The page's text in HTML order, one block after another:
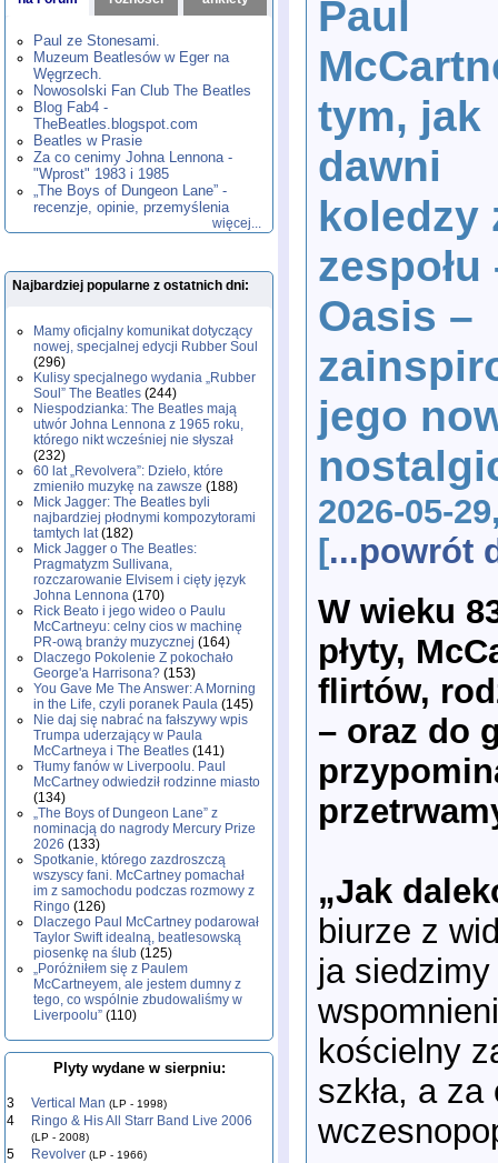
,1982,1983 ,1984,
1985, 1986,1987,1988
1990,1991 ,1992,1993 ,1994,
1995,1996, 1999
2000,2001,2002 ,2003,2004,
2005,2006, 2007
2010,2011,2012,2013,2014
2015,2016, 2017,
2020,2021,2022,2023,2024 ,
2025,2026
Paul ze Stonesami.
Muzeum Beatlesów w Eger na
Węgrzech.
Nowosolski Fan Club The Beatles
Blog Fab4 -
TheBeatles.blogspot.com
Beatles w Prasie
Za co cenimy Johna Lennona -
"Wprost" 1983 i 1985
„The Boys of Dungeon Lane” -
recenzje, opinie, przemyślenia
więcej...
Najbardziej popularne z ostatnich dni:
Mamy oficjalny komunikat dotyczący
nowej, specjalnej edycji Rubber Soul
(296)
Kulisy specjalnego wydania „Rubber
Soul” The Beatles (244)
Niespodzianka: The Beatles mają
utwór Johna Lennona z 1965 roku,
którego nikt wcześniej nie słyszał
(232)
60 lat „Revolvera”: Dzieło, które
zmieniło muzykę na zawsze (188)
Mick Jagger: The Beatles byli
najbardziej płodnymi kompozytorami
tamtych lat(182)
Mick Jagger o The Beatles:
Pragmatyzm Sullivana,
rozczarowanie Elvisem i cięty język
Johna Lennona (170)
Rick Beato i jego wideo o Paulu
McCartneyu: celny cios w machinę
PR-ową branży muzycznej (164)
Dlaczego Pokolenie Z pokochało
George'a Harrisona? (153)
You Gave Me The Answer: A Morning
in the Life, czyli poranek Paula (145)
Nie daj się nabrać na fałszywy wpis
Trumpa uderzający w Paula
McCartneya i The Beatles (141)
Tłumy fanów w Liverpoolu. Paul
McCartney odwiedził rodzinne miasto
(134)
„The Boys of Dungeon Lane” z
nominacją do nagrody Mercury Prize
2026 (133)
Spotkanie, którego zazdroszczą
wszyscy fani. McCartney pomachał
im z samochodu podczas rozmowy z
Ringo (126)
Dlaczego Paul McCartney podarował
Taylor Swift idealną, beatlesowską
piosenkę na ślub (125)
„Poróżniłem się z Paulem
McCartneyem, ale jestem dumny z
tego, co wspólnie zbudowaliśmy w
Liverpoolu” (110)
Plyty wydane w sierpniu:
3 Vertical Man (LP - 1998)
4 Ringo & His All Starr Band Live 2006
(LP - 2008)
5 Revolver (LP - 1966)
Paul
tym, jak
dawni
koledzy
zespołu
Oasis –
jego
2026-05-
[...powrót
W wieku
płyty,
flirtów,
– oraz do
„Jak
biurze z
ja
kościelny
szkła, a